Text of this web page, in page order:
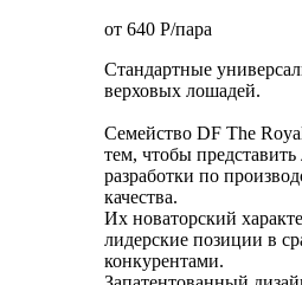
от 640 P/пара
Стандартные
верховых лошадей.
Семейство DF The
тем, чтобы
разработки по
качества.
Их новаторский
лидерские позиции в
конкурентами.